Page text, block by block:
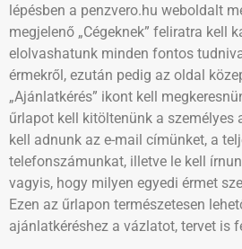
lépésben a penzvero.hu weboldalt
megjelenő „Cégeknek” feliratra kell
elolvashatunk minden fontos
érmekről, ezután pedig az oldal
„Ajánlatkérés” ikont kell
űrlapot kell kitöltenünk a személyes
kell adnunk az e-mail címünket, a
telefonszámunkat, illetve le kell
vagyis, hogy milyen egyedi érmet
Ezen az űrlapon természetesen
ajánlatkéréshez a vázlatot, tervet is